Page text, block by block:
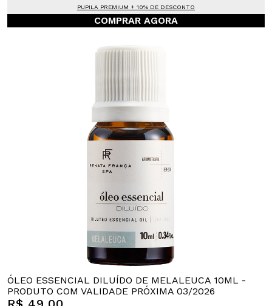
PUPILA PREMIUM + 10% DE DESCONTO
COMPRAR AGORA
ÓLEO ESSENCIAL DILUÍDO DE MELALEUCA 10ML -
PRODUTO COM VALIDADE PRÓXIMA 03/2026